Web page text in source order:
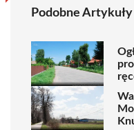
Podobne Artykuły